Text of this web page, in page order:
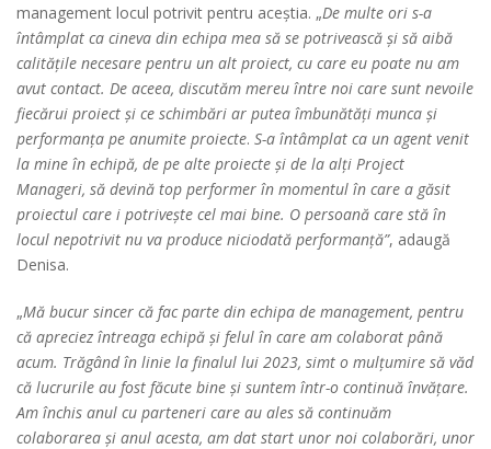
management locul potrivit pentru aceștia. „De multe ori s-a
întâmplat ca cineva din echipa mea să se potrivească și să aibă
calitățile necesare pentru un alt proiect, cu care eu poate nu am
avut contact. De aceea, discutăm mereu între noi care sunt nevoile
fiecărui proiect și ce schimbări ar putea îmbunătăți munca și
performanța pe anumite proiecte. S-a întâmplat ca un agent venit
la mine în echipă, de pe alte proiecte și de la alți Project
Manageri, să devină top performer în momentul în care a găsit
proiectul care i potrivește cel mai bine. O persoană care stă în
locul nepotrivit nu va produce niciodată performanță”, adaugă
Denisa.
„Mă bucur sincer că fac parte din echipa de management, pentru
că apreciez întreaga echipă și felul în care am colaborat până
acum. Trăgând în linie la finalul lui 2023, simt o mulțumire să văd
că lucrurile au fost făcute bine și suntem într-o continuă învățare.
Am închis anul cu parteneri care au ales să continuăm
colaborarea și anul acesta, am dat start unor noi colaborări, unor